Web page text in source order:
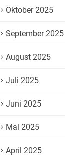
Oktober 2025
September 2025
August 2025
Juli 2025
Juni 2025
Mai 2025
April 2025